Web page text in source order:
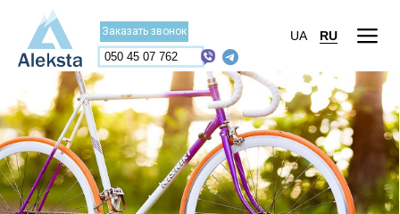
Заказать звонок
050 45 07 762
UA RU